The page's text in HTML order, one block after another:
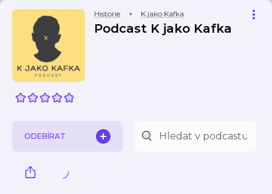
Historie K jako Kafka
Podcast K jako Kafka
ODEBÍRAT